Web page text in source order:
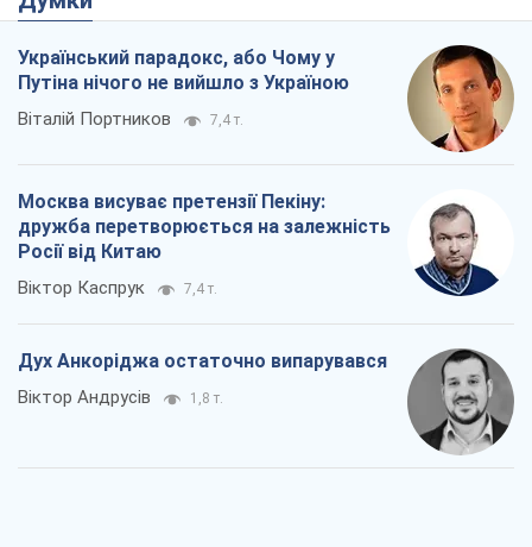
Український парадокс, або Чому у
Путіна нічого не вийшло з Україною
Віталій Портников 7,4 т.
Москва висуває претензії Пекіну:
дружба перетворюється на залежність
Росії від Китаю
Віктор Каспрук 7,4 т.
Дух Анкоріджа остаточно випарувався
Віктор Андрусів 1,8 т.